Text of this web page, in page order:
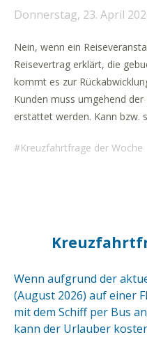
Donnerstag, 23. April
Nein, wenn ein
Reisevertrag erklärt, die
kommt es zur
Kunden muss umgehend der
erstattet werden. Kann bzw.
Kreuzfahrtfrage der Woche
Wenn aufgrund der
(August 2026) auf einer
mit dem Schiff per Bus
kann der Urlauber